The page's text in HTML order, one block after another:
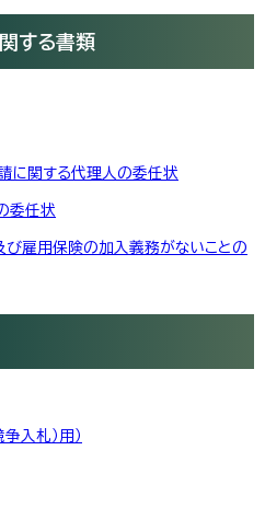
する書類
に関する代理人の委任状
委任状
び雇用保険の加入義務がないことの
入札）用）